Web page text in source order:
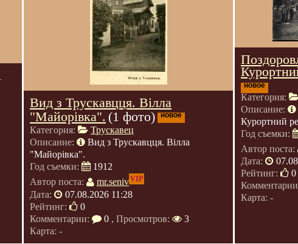
Вид з Трускавцця. Вілла
"Майорівка". (1 фото) новое
Категория:
Трускавец
Описание:
Вид з Трускавцця. Вілла
"Майорівка".
Год съемки:
1912
Автор поста:
mr.senivVIP
Дата:
07.08.2026 11:28
Рейтинг:
0
Комментарии:
0 , Просмотров:
3
Карта: -
новое
Категория:
Описание:
Курортний
Год съемки:
Автор поста:
Дата:
Рейтинг:
0
Карта: -